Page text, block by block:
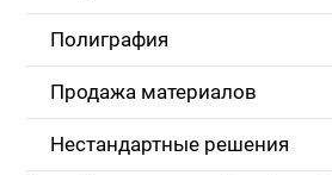
Полиграфия
Продажа материалов
Нестандартные решения